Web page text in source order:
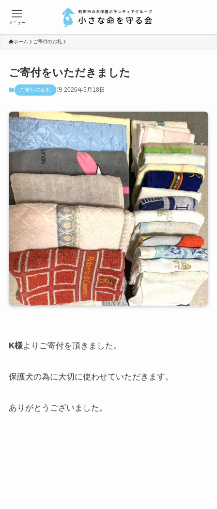
メニュー
ホーム ご寄付のお礼
ご寄付をいただきました
ご寄付のお礼 2026年5月18日
K様よりご寄付を頂きました。
保護犬の為に大切に使わせていただきます。
ありがとうございました。